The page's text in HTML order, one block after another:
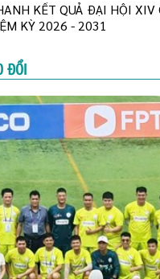
KẾT QUẢ ĐẠI HỘI XIV
KỲ 2026 - 2031
ĐỔI